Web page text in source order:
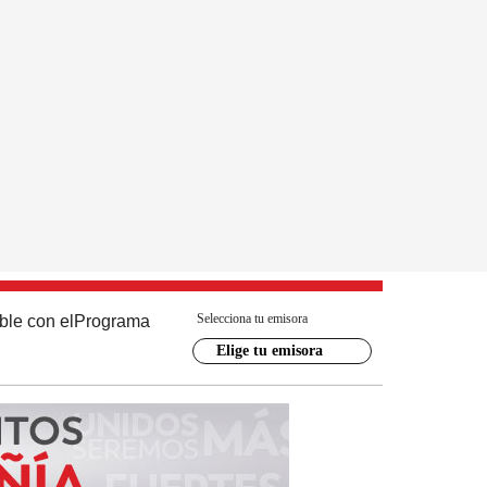
con el Programa Selecciona tu emisora
Elige tu emisora